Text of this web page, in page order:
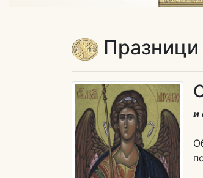
Празници
и